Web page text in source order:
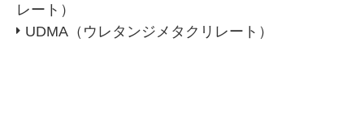
レート）
UDMA（ウレタンジメタクリレート）